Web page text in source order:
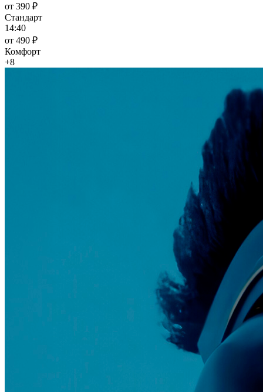
от 390 ₽
Стандарт
14:40
от 490 ₽
Комфорт
+8